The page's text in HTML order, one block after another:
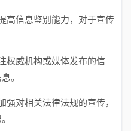
高信息鉴别能力，对于宣传
权威机构或媒体发布的信
。
对相关法律法规的宣传，